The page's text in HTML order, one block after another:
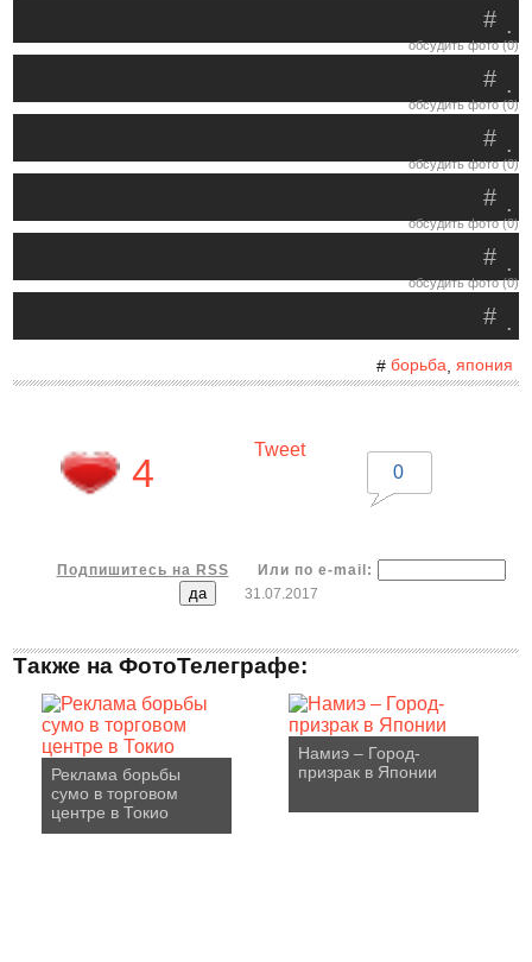
.
#
обсудить фото (0)
.
#
обсудить фото (0)
.
#
обсудить фото (0)
.
#
обсудить фото (0)
.
#
обсудить фото (0)
.
#
# борьба, япония
4
Tweet
0
Подпишитесь на RSS
Или по e-mail:
31.07.2017
Также на ФотоТелеграфе:
Реклама борьбы
сумо в торговом
центре в Токио
Намиэ – Город-
призрак в Японии